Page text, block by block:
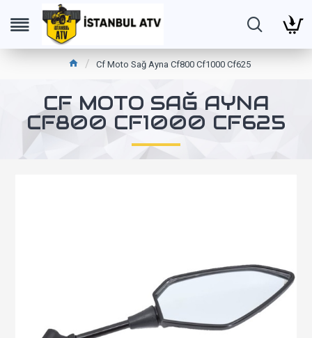
Cf Moto Sağ Ayna Cf800 Cf1000 Cf625
CF MOTO SAĞ AYNA
CF800 CF1000 CF625